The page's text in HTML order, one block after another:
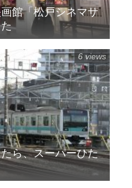
館「松戸シネマサ
ら、スーパーひた
6 views